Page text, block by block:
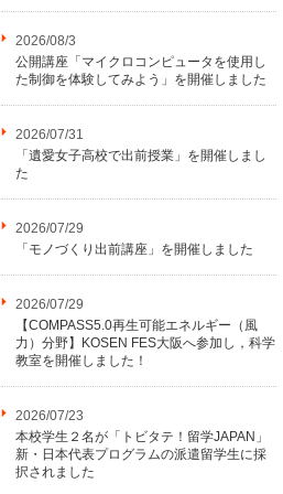
2026/08/3
公開講座「マイクロコンピュータを使用し
た制御を体験してみよう」を開催しました
2026/07/31
「遺愛女子高校で出前授業」を開催しまし
た
2026/07/29
「モノづくり出前講座」を開催しました
2026/07/29
【COMPASS5.0再生可能エネルギー（風
力）分野】KOSEN FES大阪へ参加し，科学
教室を開催しました！
2026/07/23
本校学生２名が「トビタテ！留学JAPAN」
新・日本代表プログラムの派遣留学生に採
択されました